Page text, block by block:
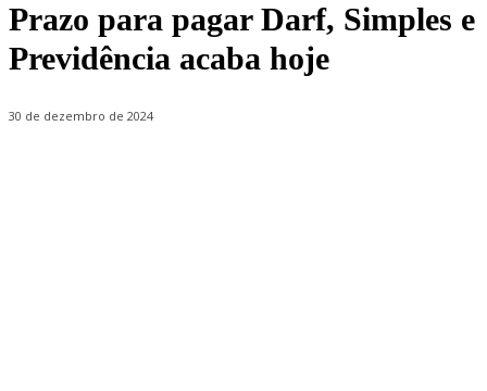
Prazo para pagar Darf, Simples e
Previdência acaba hoje
30 de dezembro de 2024